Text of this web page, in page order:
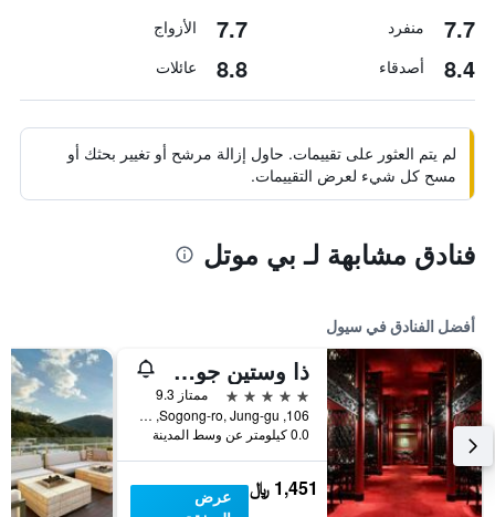
7.7 منفرد 7.7 الأزواج
8.4 أصدقاء 8.8 عائلات
لم يتم العثور على تقييمات. حاول إزالة مرشح أو تغيير بحثك أو
مسح كل شيء لعرض التقييمات.
فنادق مشابهة لـ بي موتل
أفضل الفنادق في سيول
ذا وستين جوسون سول
5 نجوم
ممتاز 9.3
106, Sogong-ro, Jung-gu, سيول, كوريا الجنوبية
0.0 كيلومتر عن وسط المدينة
1,451 ﷼
عرض